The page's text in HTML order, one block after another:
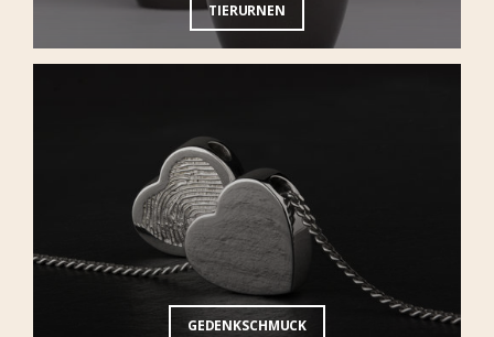
TIERURNEN
GEDENKSCHMUCK